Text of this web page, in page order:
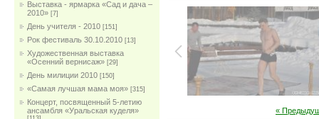
Выставка - ярмарка «Сад и дача –
2010» [7]
День учителя - 2010 [151]
Рок фестиваль 30.10.2010 [13]
Художественная выставка
«Осенний вернисаж» [29]
День милиции 2010 [150]
«Самая лучшая мама моя» [315]
Концерт, посвященный 5-летию
ансамбля «Уральская куделя»
«